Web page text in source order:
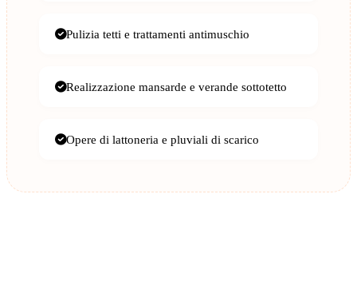
Pulizia tetti e trattamenti antimuschio
Realizzazione mansarde e verande sottotetto
Opere di lattoneria e pluviali di scarico